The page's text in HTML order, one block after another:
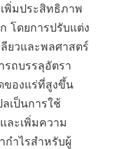
พิ่มประสิทธิภาพ
โดยการปรับแต่ง
ยวและพลศาสตร์
รถบรรลุอัตรา
ของแร่ที่สูงขึ้น
เป็นการใช้
ละเพิ่มความ
กำไรสำหรับผู้